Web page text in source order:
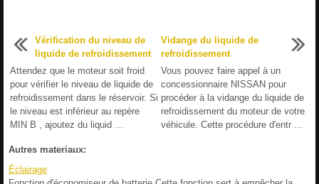
Vérification du niveau de
liquide de refroidissement
Attendez que le moteur soit froid
pour vérifier le niveau de liquide de
refroidissement dans le réservoir. Si
le niveau est inférieur au repère
MIN B , ajoutez du liquid ...
Vidange du liquide de
refroidissement
Vous pouvez faire appel à un
concessionnaire NISSAN pour
procéder à la vidange du liquide de
refroidissement du moteur de votre
véhicule. Cette procédure d'entr ...
Autres materiaux:
Éclairage